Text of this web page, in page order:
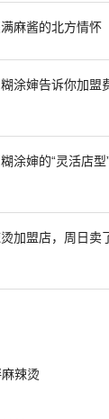
麻酱的北方情怀
涂婶告诉你加盟
涂婶的“灵活店型
加盟店，周日卖
辣烫